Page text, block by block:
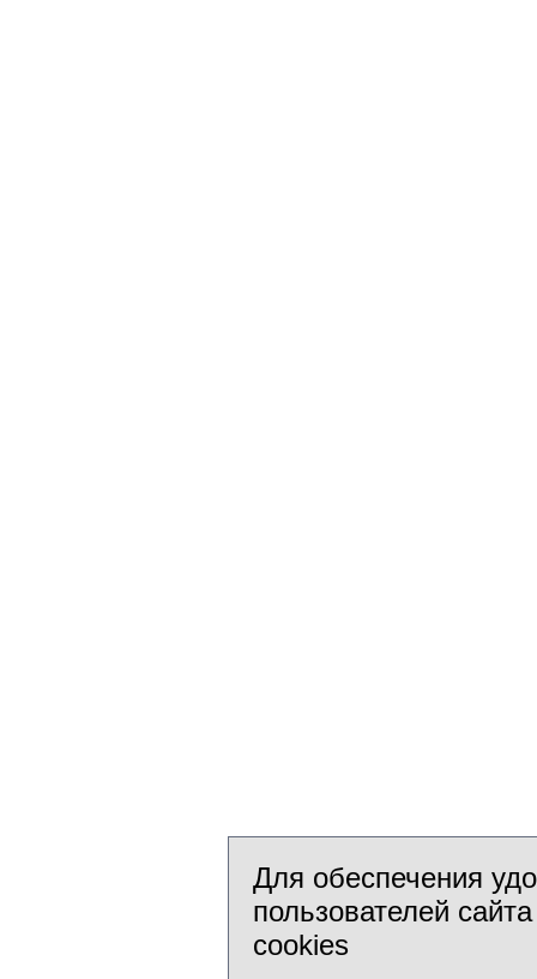
Для обеспечения
пользователей
cookies